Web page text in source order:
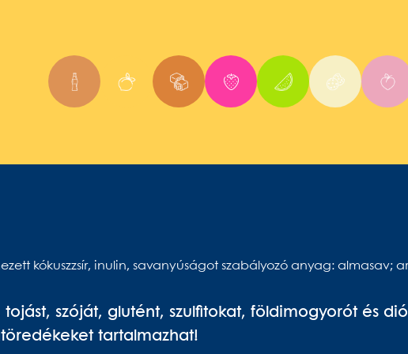
kókuszzsír, inulin, savanyúságot szabályozó anyag: almasav;
tojást, szóját, glutént, szulfitokat, földimogyorót és
tartalmazhat!